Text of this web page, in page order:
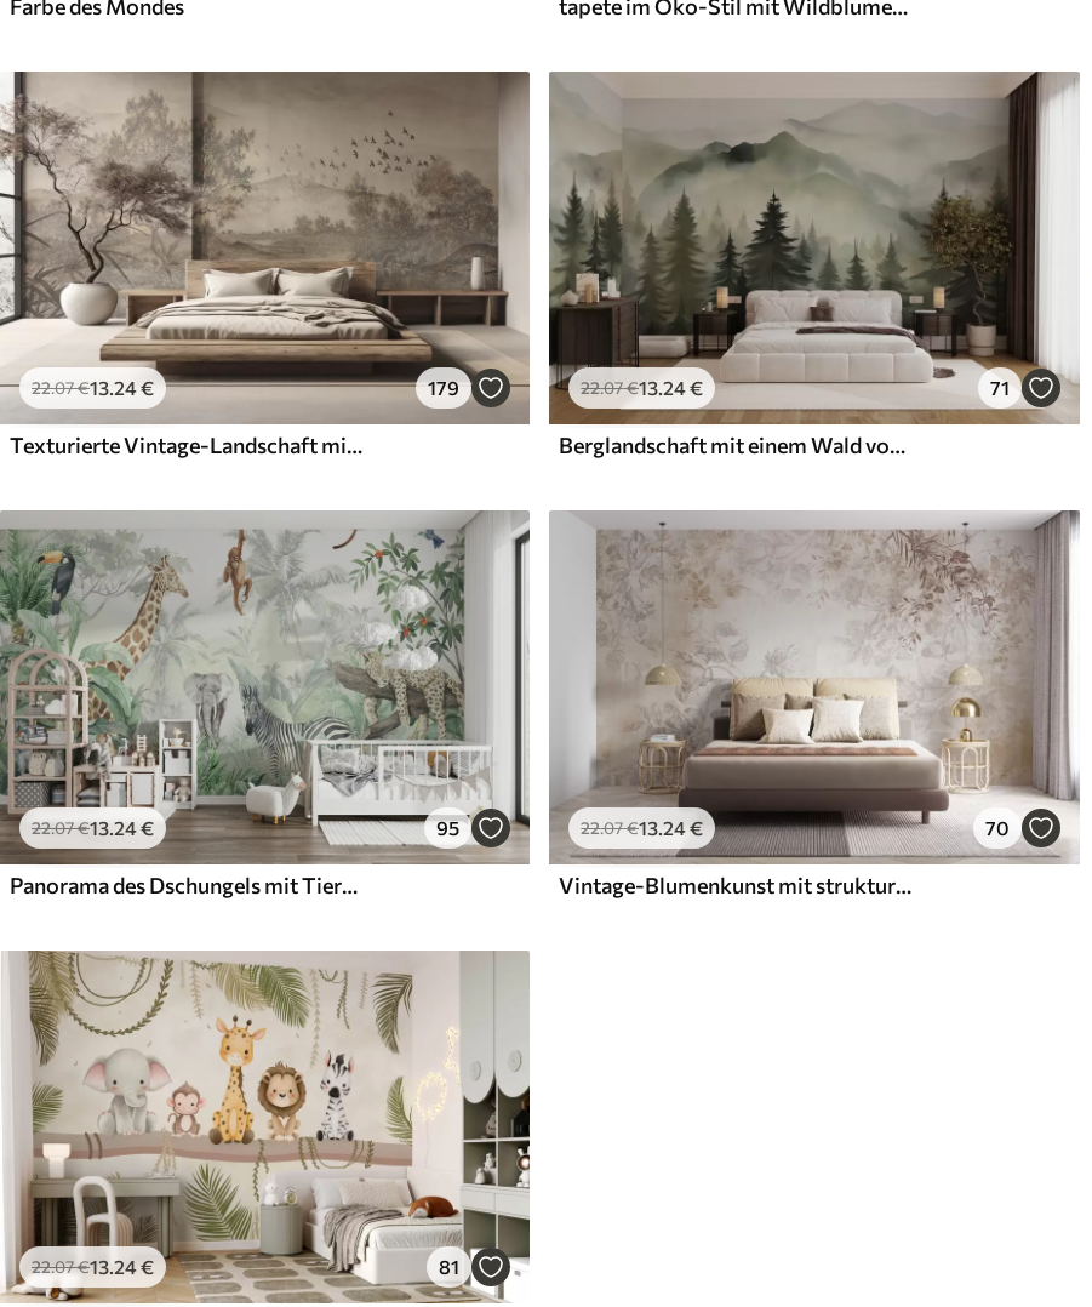
Farbe des Mondes tapete im Öko-Stil mit Wildblumen und Pflanzen auf strukturiertem Hintergrund
22.07€13.24€ 179
Texturierte Vintage-Landschaft mit einem Baum in der Nähe von Fluss und einem bewölkten Himmel, Natur Kunst in Sepia-Tönen
22.07€13.24€ 71
Berglandschaft mit einem Wald von Kiefern und geschichteten Berge während der Morgendämmerung mit leichten Nebel Aquarell Nachahmung Kunst
22.07€13.24€ 95
Panorama des Dschungels mit Tieren
22.07€13 .24€ 70
Vintage-Blumenkunst mit strukturierter Oberfläche, zarten Gartenblumen und Blattillustrationen im Zeichenstil, sanften Pastelltönen in Beige und Sepia
22.07€13.24€ 81